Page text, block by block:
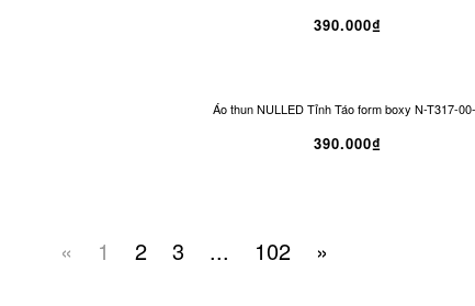
390.000₫
Áo thun NULLED Tỉnh Táo form boxy N-T317-
390.000₫
« 1 2 3 ... 102 »